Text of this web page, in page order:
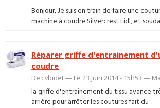
Bonjour, Je suis en train de faire une
machine à coudre Silvercrest Lidl, et
Réparer griffe d'entrainement
coudre
De : vbidet — Le 23 Juin 2014 - 15h53 —
la griffe d'entrainement du tissu avance
arrière pour arrêter les coutures fait du ...